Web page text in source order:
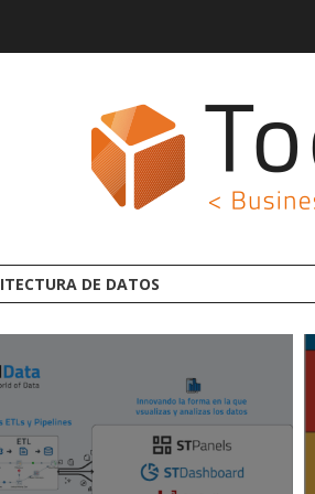
ANALYTICS AI OPEN SOURCE